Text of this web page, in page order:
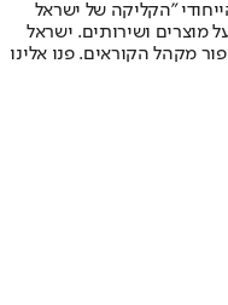
"הקליקה של ישראל
מוצרים ושירותים. ישראל
מקהל הקוראים. פנו אלינו